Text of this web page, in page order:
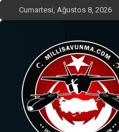
Skip
to
Cumartesi, Ağustos 8, 2026